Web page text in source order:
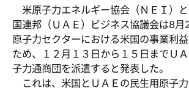
米原子力エネルギー協会（ＮＥＩ）
国連邦（ＵＡＥ）ビジネス協議会は8月
原子力セクターにおける米国の事業利
ため、１２月１３日から１５日までＵ
子力通商団を派遣すると発表した。
これは、米国とＵＡＥの民生用原子